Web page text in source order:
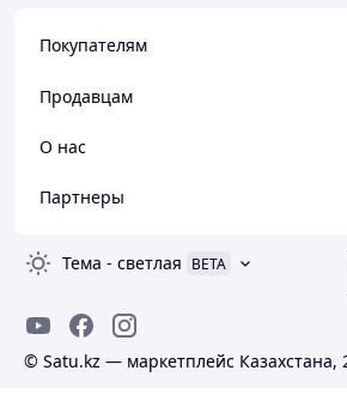
Покупателям
Продавцам
О нас
Партнеры
Тема - светлая BETA
© Satu.kz — маркетплейс Казахстана,